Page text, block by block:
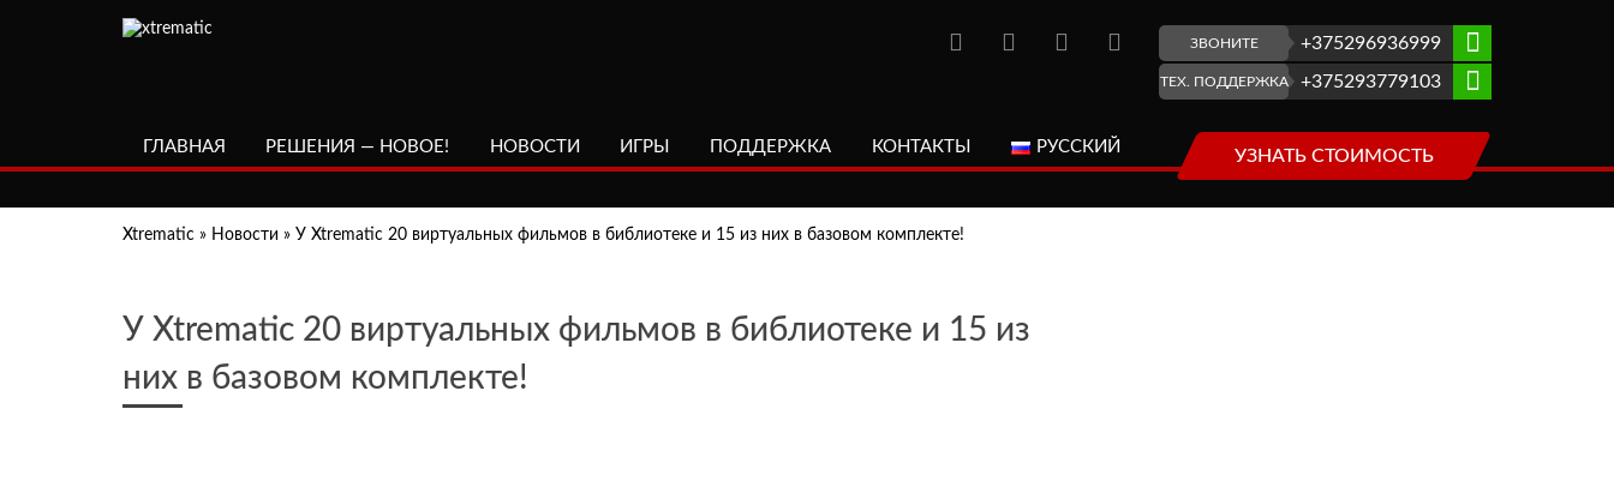
ЗВОНИТЕ +375296936999
ТЕХ. ПОДДЕРЖКА +375293779103
ГЛАВНАЯ РЕШЕНИЯ — НОВОЕ! НОВОСТИ ИГРЫ ПОДДЕРЖКА КОНТАКТЫ РУССКИЙ УЗНАТЬ СТОИМОСТЬ
Xtrematic » Новости » У Xtrematic 20 виртуальных фильмов в библиотеке и 15 из них в базовом комплекте!
У Xtrematic 20 виртуальных фильмов в библиотеке и 15 из
них в базовом комплекте!